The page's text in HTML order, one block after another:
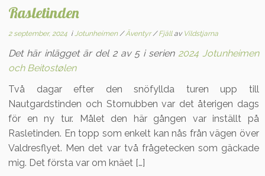
Rasletinden
2 september, 2024 iJotunheimen/Äventyr/Fjällav Vildstjarna
Det här inlägget är del 2 av 5 i serien 2024 Jotunheimen
och Beitostølen
Två dagar efter den snöfyllda turen upp till
Nautgardstinden och Stornubben var det återigen dags
för en ny tur. Målet den här gången var inställt på
Rasletinden. En topp som enkelt kan nås från vägen över
Valdresflyet. Men det var två frågetecken som gäckade
mig. Det första var om knäet […]